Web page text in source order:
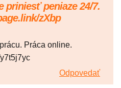
priniesť peniaze 24/7.
zXbp
Práca online.
Odpovedať